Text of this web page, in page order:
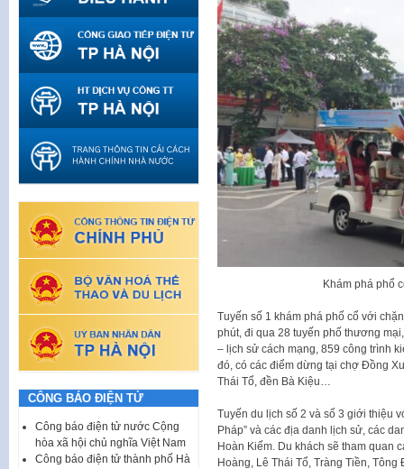
Khám phá phổ
Tuyến số 1 khám phá phố cổ với
phút, đi qua 28 tuyến phố thương
– lịch sử cách mạng, 859 công trình
đó, có các điểm dừng tại chợ Đồng
Thái Tổ, đền Bà Kiệu…
Tuyến du lịch số 2 và số 3 giới thiệu
Pháp” và các địa danh lịch sử, các
Hoàn Kiếm. Du khách sẽ tham quan
Hoàng, Lê Thái Tổ, Tràng Tiền,
CÔNG BÁO ĐIỆN TỬ
Công báo điện tử nước Cộng
hòa xã hội chủ nghĩa Việt Nam
Công báo điện tử thành phố Hà